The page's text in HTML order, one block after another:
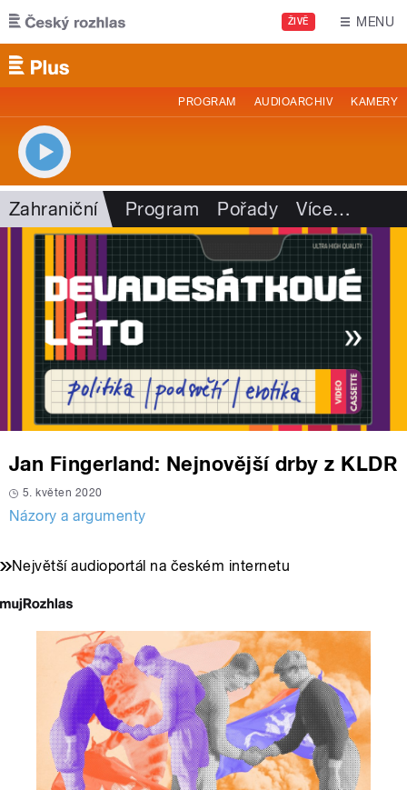
Přejít k hlavnímu obsahu
ŽIVĚ MENU
PROGRAM AUDIOARCHIV KAMERY
Zahraniční Program Pořady Více…
Jan Fingerland: Nejnovější drby z KLDR
5. květen 2020
Názory a argumenty
Největší audioportál na českém internetu